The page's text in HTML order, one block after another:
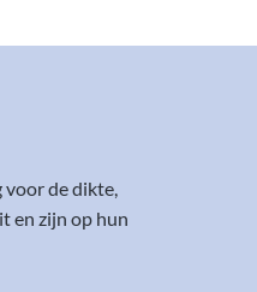
voor de dikte,
en zijn op hun